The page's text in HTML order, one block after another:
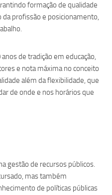
formação de qualidade
da profissão e posicionamento,
de tradição em educação,
e nota máxima no conceito
além da flexibilidade, que
de onde e nos horários que
gestão de recursos públicos.
mas também
de políticas públicas